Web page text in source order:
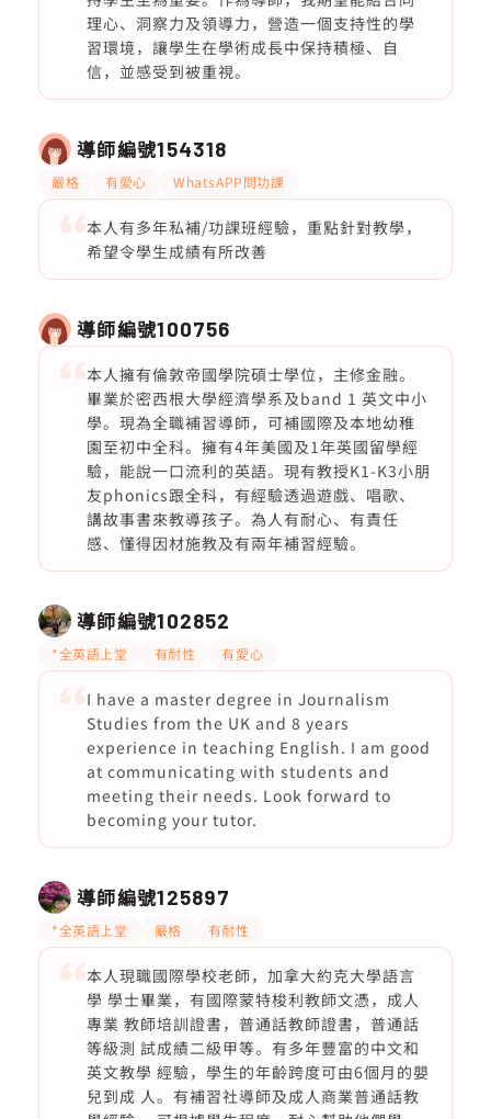
理心、洞察力及領導力，營造一個支持性的學
習環境，讓學生在學術成長中保持積極、自
信，並感受到被重視。
導師編號154318
嚴格 有愛心 WhatsAPP問功課
本人有多年私補/功課班經驗，重點針對教學，
希望令學生成績有所改善
導師編號100756
本人擁有倫敦帝國學院碩士學位，主修金融。
畢業於密西根大學經濟學系及band 1 英文中小
學。現為全職補習導師，可補國際及本地幼稚
園至初中全科。擁有4年美國及1年英國留學經
驗，能說一口流利的英語。現有教授K1-K3小朋
友phonics跟全科，有經驗透過遊戲、唱歌、
講故事書來教導孩子。為人有耐心、有責任
感、懂得因材施教及有兩年補習經驗。
導師編號102852
*全英語上堂 有耐性 有愛心
I have a master degree in Journalism
Studies from the UK and 8 years
experience in teaching English. I am good
at communicating with students and
meeting their needs. Look forward to
becoming your tutor.
導師編號125897
*全英語上堂 嚴格 有耐性
本人現職國際學校老師，加拿大約克大學語言
學 學士畢業，有國際蒙特梭利教師文憑，成人
專業 教師培訓證書，普通話教師證書，普通話
等級測 試成績二級甲等。有多年豐富的中文和
英文教學 經驗，學生的年齡跨度可由6個月的嬰
兒到成 人。有補習社導師及成人商業普通話教